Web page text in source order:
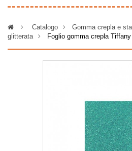
> Catalogo > Gomma crepla e
glitterata
> Foglio gomma crepla